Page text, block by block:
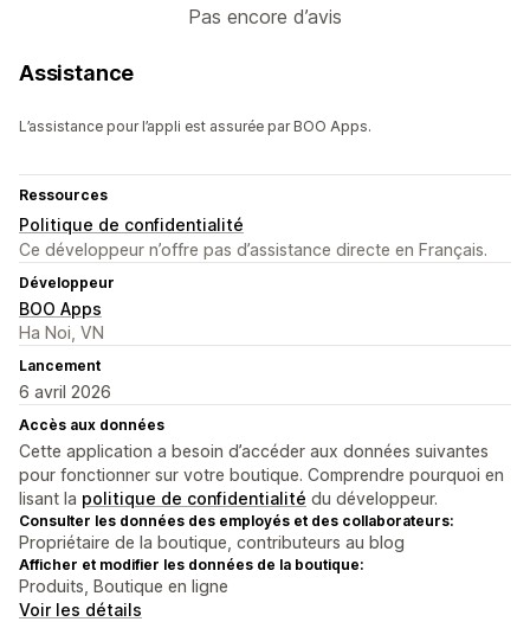
Pas encore d’avis
Assistance
L’assistance pour l’appli est assurée par BOO Apps.
Ressources
Politique de confidentialité
Ce développeur n’offre pas d’assistance directe en Français.
Développeur
BOO Apps
Ha Noi, VN
Lancement
6 avril 2026
Accès aux données
Cette application a besoin d’accéder aux données suivantes
pour fonctionner sur votre boutique. Comprendre pourquoi en
lisant la politique de confidentialité du développeur.
Consulter les données des employés et des collaborateurs:
Propriétaire de la boutique, contributeurs au blog
Afficher et modifier les données de la boutique:
Produits, Boutique en ligne
Voir les détails